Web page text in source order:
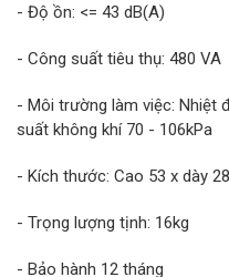
- Độ ồn: <= 43 dB(A)
- Công suất tiêu thụ: 480 VA
- Môi trường làm việc: Nhiệt
suất không khí 70 - 106kPa
- Kích thước: Cao 53 x dày
- Trọng lượng tịnh: 16kg
- Bảo hành 12 tháng